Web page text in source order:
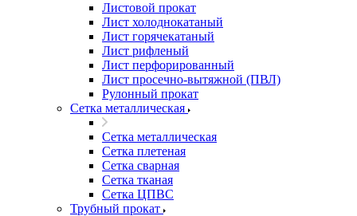
Листовой прокат
Лист холоднокатаный
Лист горячекатаный
Лист рифленый
Лист перфорированный
Лист просечно-вытяжной (ПВЛ)
Рулонный прокат
Сетка металлическая
Сетка металлическая
Сетка плетеная
Сетка сварная
Сетка тканая
Сетка ЦПВС
Трубный прокат